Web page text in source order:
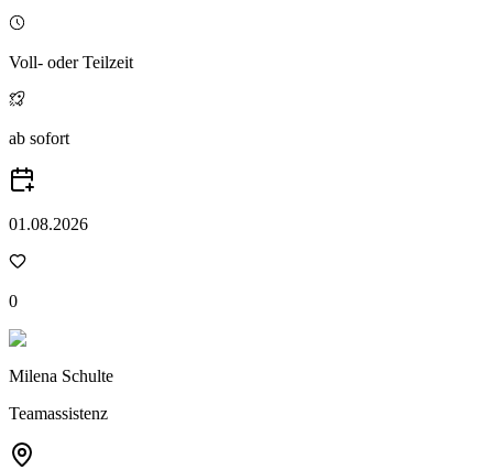
Voll- oder Teilzeit
ab sofort
01.08.2026
0
Milena Schulte
Teamassistenz